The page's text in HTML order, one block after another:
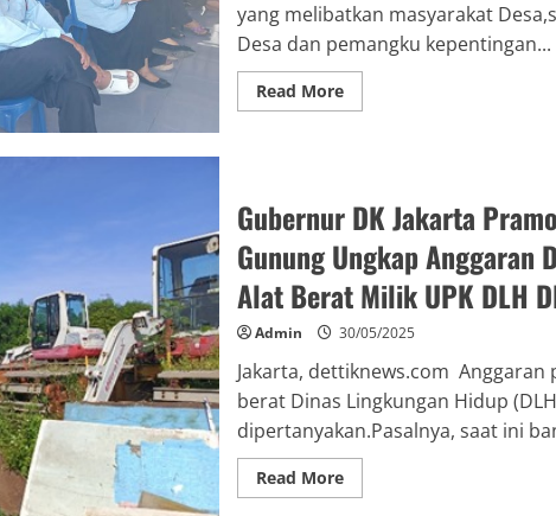
yang melibatkan masyarakat
Desa dan pemangku kepentingan...
Read More
Gubernur DK Jakarta
Gunung Ungkap Anggaran
Alat Berat Milik UPK DLH
Admin 30/05/2025
Jakarta, dettiknews.com Anggaran
berat Dinas Lingkungan Hidup
dipertanyakan.Pasalnya, saat ini
Read More